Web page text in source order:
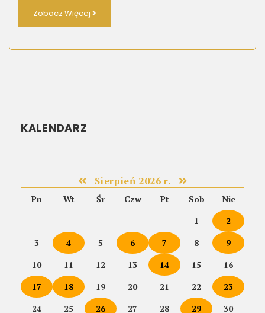
Zobacz Więcej
KALENDARZ
Sierpień 2026 r.
Pn Wt Śr Czw Pt Sob
Nie
1
2
3
4 5 6 7 8
9
10
11 12 13 14 15
16
17
18 19 20 21 22
23
24
25 26 27 28 29 30